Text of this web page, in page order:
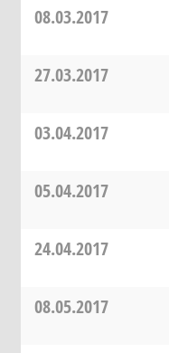
08.03.2017
27.03.2017
03.04.2017
05.04.2017
24.04.2017
08.05.2017